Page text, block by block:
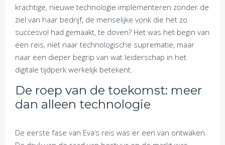
krachtige, nieuwe technologie implementeren zonder de
ziel van haar bedrijf, de menselijke vonk die het zo
succesvol had gemaakt, te doven? Het was het begin van
een reis, niet naar technologische suprematie, maar
naar een dieper begrip van wat leiderschap in het
digitale tijdperk werkelijk betekent.
De roep van de toekomst: meer
dan alleen technologie
De eerste fase van Eva’s reis was er een van ontwaken.